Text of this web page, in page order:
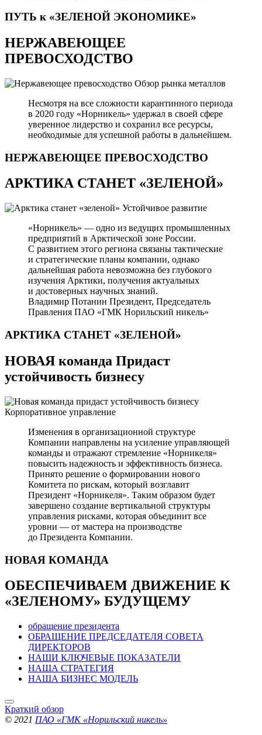
ПУТЬ к «ЗЕЛЕНОЙ ЭКОНОМИКЕ»
НЕРЖАВЕЮЩЕЕ
ПРЕВОСХОДСТВО
Обзор рынка металлов
Несмотря на все сложности карантинного периода
в 2020 году «Норникель» удержал в своей сфере
уверенное лидерство и сохранил все ресурсы,
необходимые для успешной работы в дальнейшем.
НЕРЖАВЕЮЩЕЕ ПРЕВОСХОДСТВО
АРКТИКА СТАНЕТ «ЗЕЛЕНОЙ»
Устойчивое развитие
«Норникель» — одно из ведущих промышленных
предприятий в Арктической зоне России.
С развитием этого региона связаны тактические
и стратегические планы компании, однако
дальнейшая работа невозможна без глубокого
изучения Арктики, получения актуальных
и достоверных научных знаний.
Владимир Потанин Президент, Председатель
Правления ПАО «ГМК Норильский никель»
АРКТИКА СТАНЕТ «ЗЕЛЕНОЙ»
НОВАЯ команда Придаст
устойчивость бизнесу
Корпоративное управление
Изменения в организационной структуре
Компании направлены на усиление управляющей
команды и отражают стремление «Норникеля»
повысить надежность и эффективность бизнеса.
Принято решение о формировании нового
Комитета по рискам, который возглавит
Президент «Норникеля». Таким образом будет
завершено создание вертикальной структуры
управления рисками, которая объединит все
уровни — от мастера на производстве
до Президента Компании.
НОВАЯ КОМАНДА
ОБЕСПЕЧИВАЕМ ДВИЖЕНИЕ К
«ЗЕЛЕНОМУ» БУДУЩЕМУ
обращение президента
ОБРАЩЕНИЕ ПРЕДСЕДАТЕЛЯ СОВЕТА
ДИРЕКТОРОВ
НАШИ КЛЮЧЕВЫЕ ПОКАЗАТЕЛИ
НАША СТРАТЕГИЯ
НАША БИЗНЕС МОДЕЛЬ
Краткий обзор
© 2021 ПАО «ГМК «Норильский никель»